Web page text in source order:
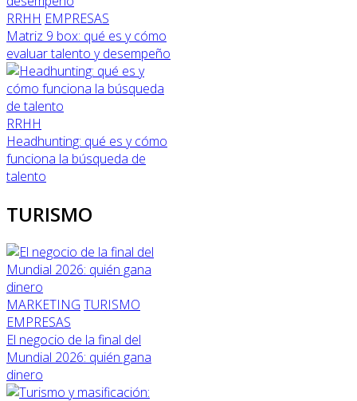
RRHH EMPRESAS
Matriz 9 box: qué es y cómo
evaluar talento y desempeño
RRHH
Headhunting: qué es y cómo
funciona la búsqueda de
talento
TURISMO
MARKETING TURISMO
EMPRESAS
El negocio de la final del
Mundial 2026: quién gana
dinero